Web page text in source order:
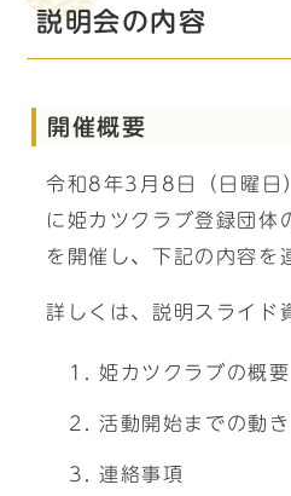
説明会の内容
開催概要
令和8年3月8日（日曜日
に姫カツクラブ登録団体
を開催し、下記の内容を
詳しくは、説明スライド
姫カツクラブの概要
活動開始までの動き
連絡事項